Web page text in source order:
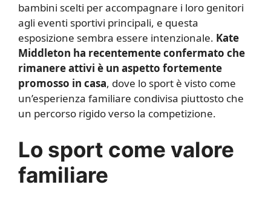
bambini scelti per accompagnare i loro genitori
agli eventi sportivi principali, e questa
esposizione sembra essere intenzionale. Kate
Middleton ha recentemente confermato che
rimanere attivi è un aspetto fortemente
promosso in casa, dove lo sport è visto come
un’esperienza familiare condivisa piuttosto che
un percorso rigido verso la competizione.
Lo sport come valore
familiare